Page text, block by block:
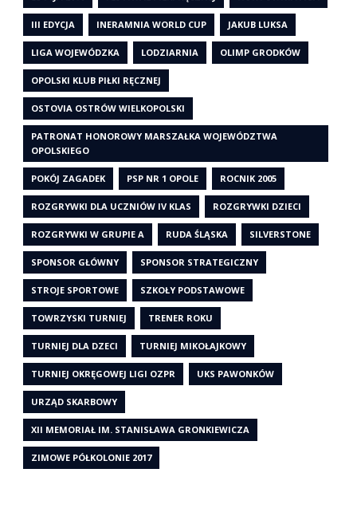
III EDYCJA INERAMNIA WORLD CUP JAKUB LUKSA
LIGA WOJEWÓDZKA LODZIARNIA OLIMP GRODKÓW
OPOLSKI KLUB PIŁKI RĘCZNEJ
OSTOVIA OSTRÓW WIELKOPOLSKI
PATRONAT HONOROWY MARSZAŁKA WOJEWÓDZTWA
OPOLSKIEGO
POKÓJ ZAGADEK PSP NR 1 OPOLE ROCNIK 2005
ROZGRYWKI DLA UCZNIÓW IV KLAS ROZGRYWKI DZIECI
ROZGRYWKI W GRUPIE A RUDA ŚLĄSKA SILVERSTONE
SPONSOR GŁÓWNY SPONSOR STRATEGICZNY
STROJE SPORTOWE SZKOŁY PODSTAWOWE
TOWRZYSKI TURNIEJ TRENER ROKU
TURNIEJ DLA DZECI TURNIEJ MIKOŁAJKOWY
TURNIEJ OKRĘGOWEJ LIGI OZPR UKS PAWONKÓW
URZĄD SKARBOWY
XII MEMORIAŁ IM. STANISŁAWA GRONKIEWICZA
ZIMOWE PÓŁKOLONIE 2017